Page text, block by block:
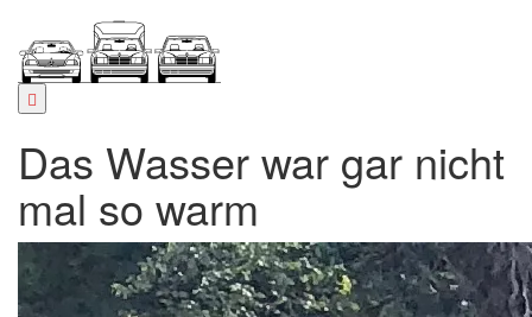
Inhalt
springen
Das Wasser war gar nicht
mal so warm